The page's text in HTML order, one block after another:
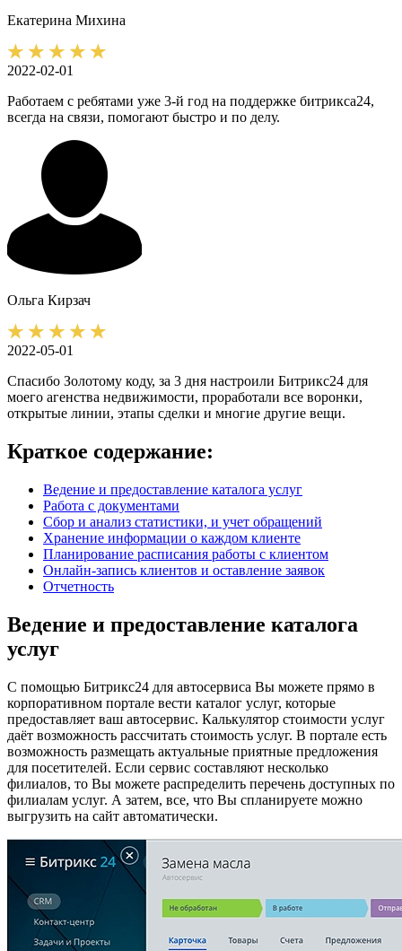
Екатерина Михина
2022-02-01
Работаем с ребятами уже 3-й год на поддержке битрикса24,
всегда на связи, помогают быстро и по делу.
Ольга Кирзач
2022-05-01
Спасибо Золотому коду, за 3 дня настроили Битрикс24 для
моего агенства недвижимости, проработали все воронки,
открытые линии, этапы сделки и многие другие вещи.
Краткое содержание:
Ведение и предоставление каталога услуг
Работа с документами
Сбор и анализ статистики, и учет обращений
Хранение информации о каждом клиенте
Планирование расписания работы с клиентом
Онлайн-запись клиентов и оставление заявок
Отчетность
Ведение и предоставление каталога
услуг
С помощью Битрикс24 для автосервиса Вы можете прямо в
корпоративном портале вести каталог услуг, которые
предоставляет ваш автосервис. Калькулятор стоимости услуг
даёт возможность рассчитать стоимость услуг. В портале есть
возможность размещать актуальные приятные предложения
для посетителей. Если сервис составляют несколько
филиалов, то Вы можете распределить перечень доступных по
филиалам услуг. А затем, все, что Вы спланируете можно
выгрузить на сайт автоматически.